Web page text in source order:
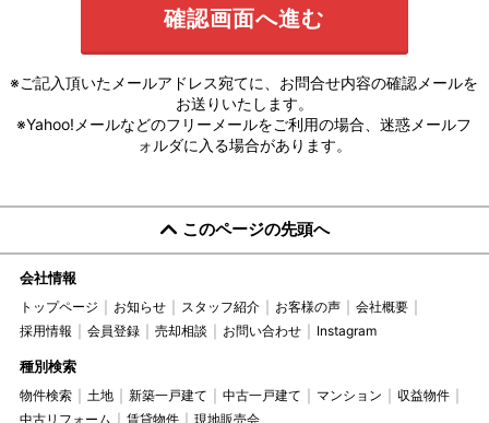
※ご記入頂いたメールアドレス宛てに、お問合せ内容の確認メールを
お送りいたします。
※Yahoo!メールなどのフリーメールをご利用の場合、迷惑メールフ
ォルダに入る場合があります。
このページの先頭へ
会社情報
トップページ お知らせ スタッフ紹介 お客様の声
会社概要
採用情報
会員登録 売却相談 お問い合わせ Instagram
種別検索
物件検索 土地 新築一戸建て 中古一戸建て マンション
収益物件
中古リフォーム
賃貸物件 現地販売会